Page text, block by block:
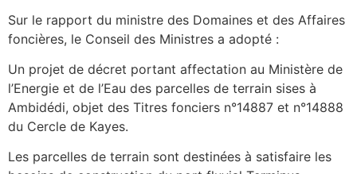
Sur le rapport du ministre des Domaines et des Affaires
foncières, le Conseil des Ministres a adopté :
Un projet de décret portant affectation au Ministère de
l’Energie et de l’Eau des parcelles de terrain sises à
Ambidédi, objet des Titres fonciers n°14887 et n°14888
du Cercle de Kayes.
Les parcelles de terrain sont destinées à satisfaire les